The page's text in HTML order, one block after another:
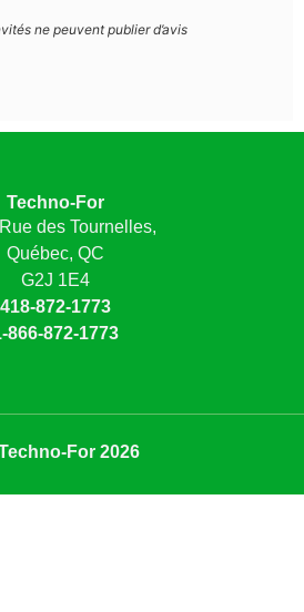
ne peuvent publier d’avis
Techno-For
des Tournelles,
Québec, QC
G2J 1E4
418-872-1773
866-872-1773
For 2026